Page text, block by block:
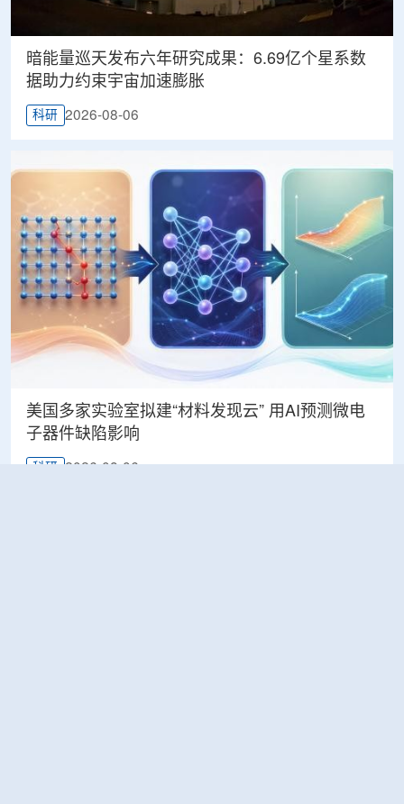
暗能量巡天发布六年研究成果：6.69亿个星系数
据助力约束宇宙加速膨胀
科研 2026-08-06
美国多家实验室拟建“材料发现云” 用AI预测微电
子器件缺陷影响
科研 2026-08-06